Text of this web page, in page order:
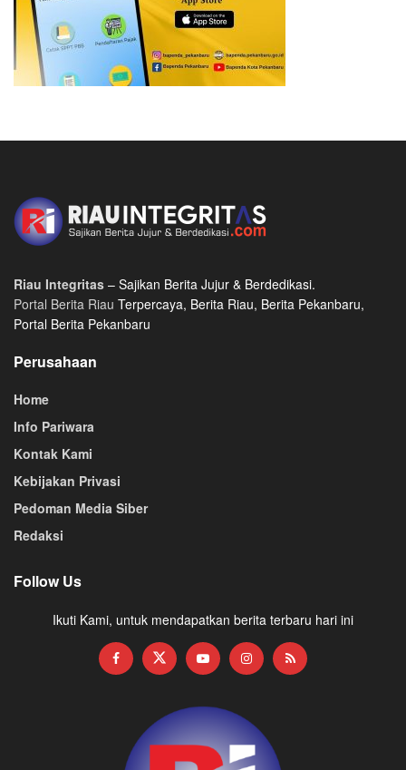
Riau Integritas – Sajikan Berita Jujur & Berdedikasi.
Portal Berita Riau Terpercaya, Berita Riau, Berita Pekanbaru,
Portal Berita Pekanbaru
Perusahaan
Home
Info Pariwara
Kontak Kami
Kebijakan Privasi
Pedoman Media Siber
Redaksi
Follow Us
Ikuti Kami, untuk mendapatkan berita terbaru hari ini